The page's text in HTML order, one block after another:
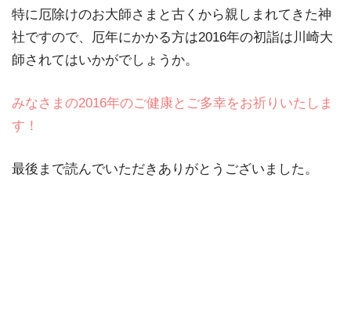
特に厄除けのお大師さまと古くから親しまれてきた神
社ですので、厄年にかかる方は2016年の初詣は川崎大
師されてはいかがでしょうか。
みなさまの2016年のご健康とご多幸をお祈りいたしま
す！
最後まで読んでいただきありがとうございました。